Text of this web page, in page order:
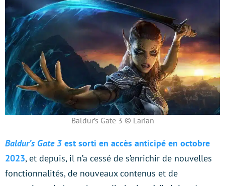
Baldur’s Gate 3 © Larian
Baldur’s Gate 3 est sorti en accès anticipé en octobre
2023, et depuis, il n’a cessé de s’enrichir de nouvelles
fonctionnalités, de nouveaux contenus et de